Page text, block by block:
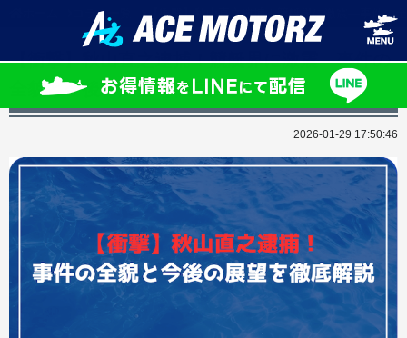
コラム一覧 【衝撃】秋山直之逮捕！競艇界に激震―事件の
【衝撃】秋山直之逮捕！競艇界に激震―事件の
全貌と今後の展望を徹底解説
2026-01-29 17:50:46